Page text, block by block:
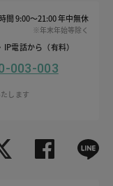
間 9:00～21:00 年中無休
※年末年始等除く
IP電話から（有料）
003-003
します